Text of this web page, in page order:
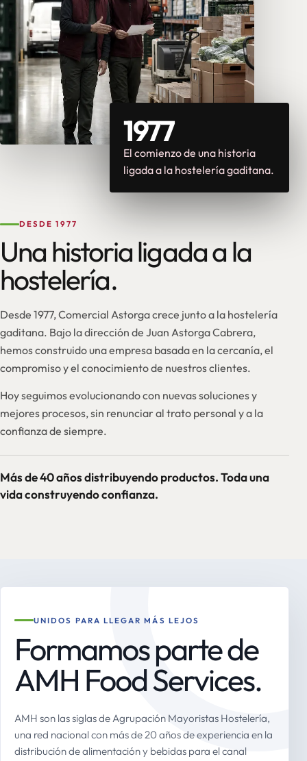
1977
El comienzo de una historia
ligada a la hostelería gaditana.
DESDE 1977
Una historia ligada a la
hostelería.
Desde 1977, Comercial Astorga crece junto a la hostelería
gaditana. Bajo la dirección de Juan Astorga Cabrera,
hemos construido una empresa basada en la cercanía, el
compromiso y el conocimiento de nuestros clientes.
Hoy seguimos evolucionando con nuevas soluciones y
mejores procesos, sin renunciar al trato personal y a la
confianza de siempre.
Más de 40 años distribuyendo productos. Toda una
vida construyendo confianza.
UNIDOS PARA LLEGAR MÁS LEJOS
Formamos parte de
AMH Food Services.
AMH son las siglas de Agrupación Mayoristas Hostelería,
una red nacional con más de 20 años de experiencia en la
distribución de alimentación y bebidas para el canal